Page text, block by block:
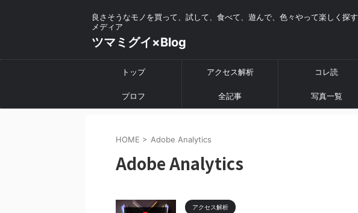
良さそうなモノを買って、試して、食べて、遊んで、色々やって楽しく探す
メディア
ツマミグイ×Blog
トップ アクセス解析 コレ読
プロフ 全記事 写真一覧
HOME > Adobe Analytics
Adobe Analytics
アクセス解析